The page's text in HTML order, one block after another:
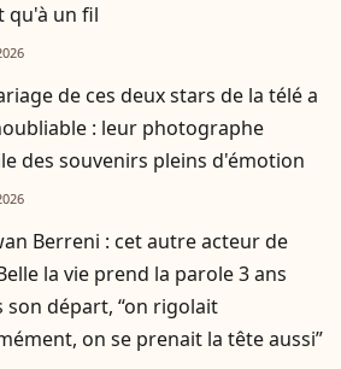
qu'à un fil
de ces deux stars de la télé a
: leur photographe
des souvenirs pleins d'émotion
Berreni : cet autre acteur de
la vie prend la parole 3 ans
son départ, “on rigolait
on se prenait la tête aussi”